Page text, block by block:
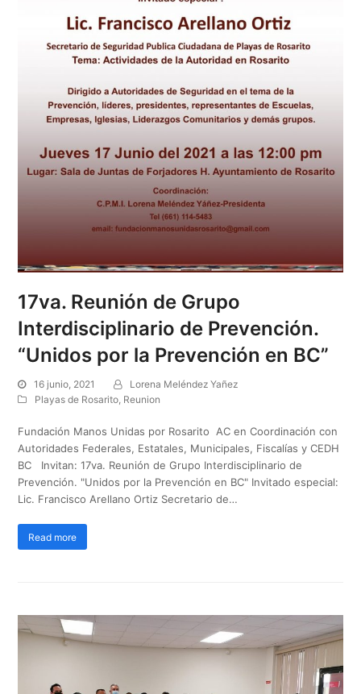
17va. Reunión de Grupo
Interdisciplinario de Prevención.
“Unidos por la Prevención en BC”
16 junio, 2021
Lorena Meléndez Yañez
Playas de Rosarito, Reunion
Fundación Manos Unidas por Rosarito AC en Coordinación con
Autoridades Federales, Estatales, Municipales, Fiscalías y CEDH
BC Invitan: 17va. Reunión de Grupo Interdisciplinario de
Prevención. "Unidos por la Prevención en BC" Invitado especial:
Lic. Francisco Arellano Ortiz Secretario de…
Read more